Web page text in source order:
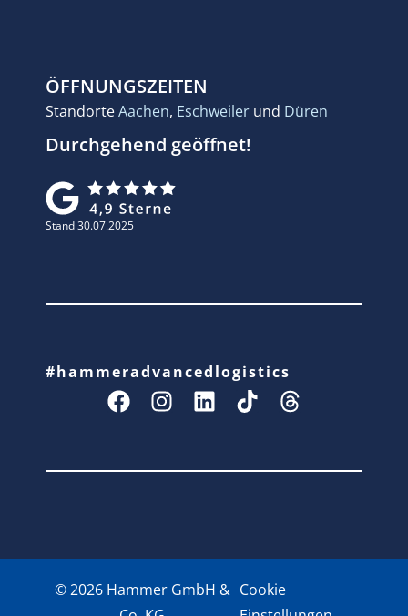
ÖFFNUNGSZEITEN
StandorteAachen, Eschweiler und Düren
Durchgehend geöffnet!
Stand 30.07.2025
#hammeradvancedlogistics
© 2026 Hammer GmbH & Cookie